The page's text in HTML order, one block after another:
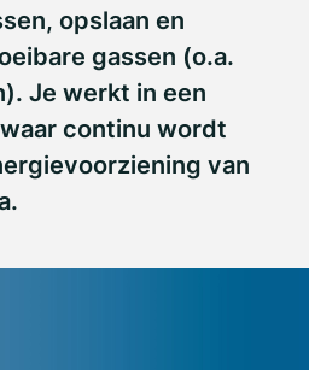
opslaan en
gassen (o.a.
Je werkt in een
continu wordt
van